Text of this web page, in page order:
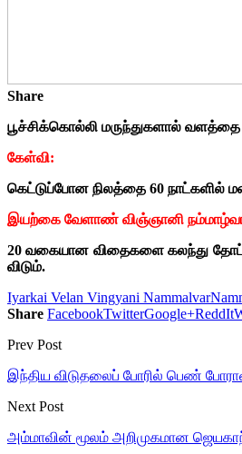
Share
பூச்சிக்கொல்லி மருந்துகளால்
கேள்வி:
கெட்டுப்போன நிலத்தை 60 நாட்களில்
இயற்கை வேளாண் விஞ்ஞானி
20 வகையான விதைகளை கலந்து
விடும்.
Iyarkai Velan Vingyani Nammalvar
Share FacebookTwitterGoogle+ReddIt
Prev Post
இந்திய விடுதலைப் போரில் பெண்
Next Post
அம்மாவின் மூலம் அறிமுகமான